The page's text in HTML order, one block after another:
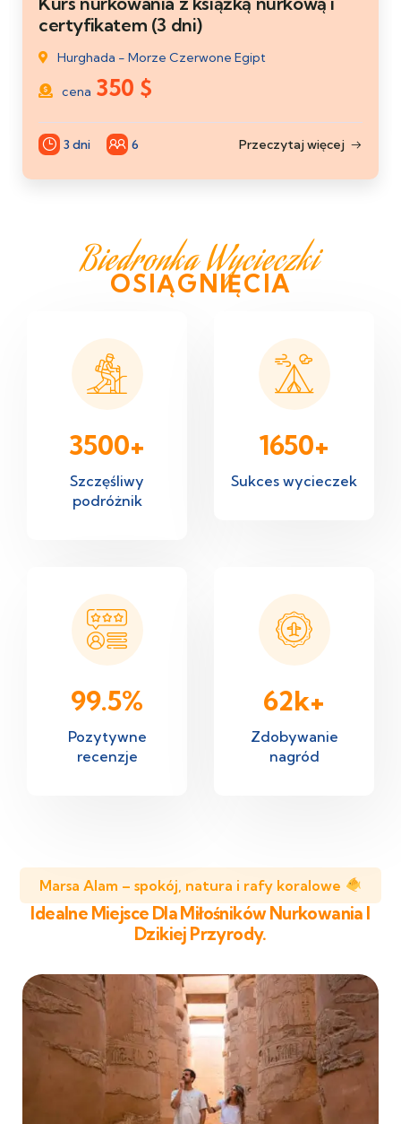
certyfikatem (3 dni)
Hurghada - Morze Czerwone Egipt
cena 350 $
3 dni 6 Przeczytaj więcej
Biedronka Wycieczki
OSIĄGNIĘCIA
3500+
Szczęśliwy
podróżnik
1650+
Sukces wycieczek
99.5%
Pozytywne
recenzje
62k+
Zdobywanie
nagród
Marsa Alam – spokój, natura i rafy koralowe
Idealne Miejsce Dla Miłośników Nurkowania I
Dzikiej Przyrody.